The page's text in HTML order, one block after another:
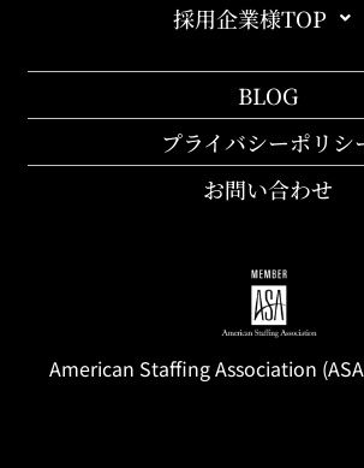
採用企業様TOP
BLOG
プライバシーポリシ
お問い合わせ
American StaffingAssociation